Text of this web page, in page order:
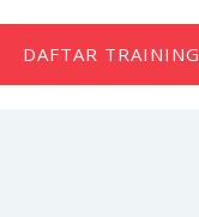
DAFTAR TRAINING